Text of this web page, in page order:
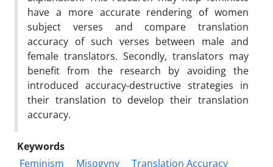
have a more accurate rendering of women
subject verses and compare translation
accuracy of such verses between male and
female translators. Secondly, translators may
benefit from the research by avoiding the
introduced accuracy-destructive strategies in
their translation to develop their translation
accuracy.
Keywords
Feminism
Misogyny
Translation Accuracy